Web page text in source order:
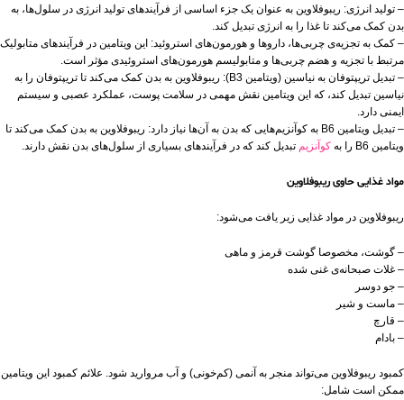
– تولید انرژی: ریبوفلاوین به عنوان یک جزء اساسی از فرآیندهای تولید انرژی در سلول‌ها، به
بدن کمک می‌کند تا غذا را به انرژی تبدیل کند.
– کمک به تجزیه‌ی چربی‌ها، داروها و هورمون‌های استروئید: این ویتامین در فرآیندهای متابولیک
مرتبط با تجزیه و هضم چربی‌ها و متابولیسم هورمون‌های استروئیدی مؤثر است.
– تبدیل تریپتوفان به نیاسین (ویتامین B3): ریبوفلاوین به بدن کمک می‌کند تا تریپتوفان را به
نیاسین تبدیل کند، که این ویتامین نقش مهمی در سلامت پوست، عملکرد عصبی و سیستم
ایمنی دارد.
– تبدیل ویتامین B6 به کوآنزیم‌هایی که بدن به آن‌ها نیاز دارد: ریبوفلاوین به بدن کمک می‌کند تا
ویتامین B6 را به
کوآنزیم تبدیل کند که در فرآیندهای بسیاری از سلول‌های بدن نقش دارند.
مواد غذایی حاوی ریبوفلاوین
ریبوفلاوین در مواد غذایی زیر یافت می‌شود:
– گوشت، مخصوصا گوشت قرمز و ماهی
– غلات صبحانه‌ی غنی شده
– جو دوسر
– ماست و شیر
– قارچ
– بادام
کمبود ریبوفلاوین می‌تواند منجر به آنمی (کم‌خونی) و آب مروارید شود. علائم کمبود این ویتامین
ممکن است شامل: